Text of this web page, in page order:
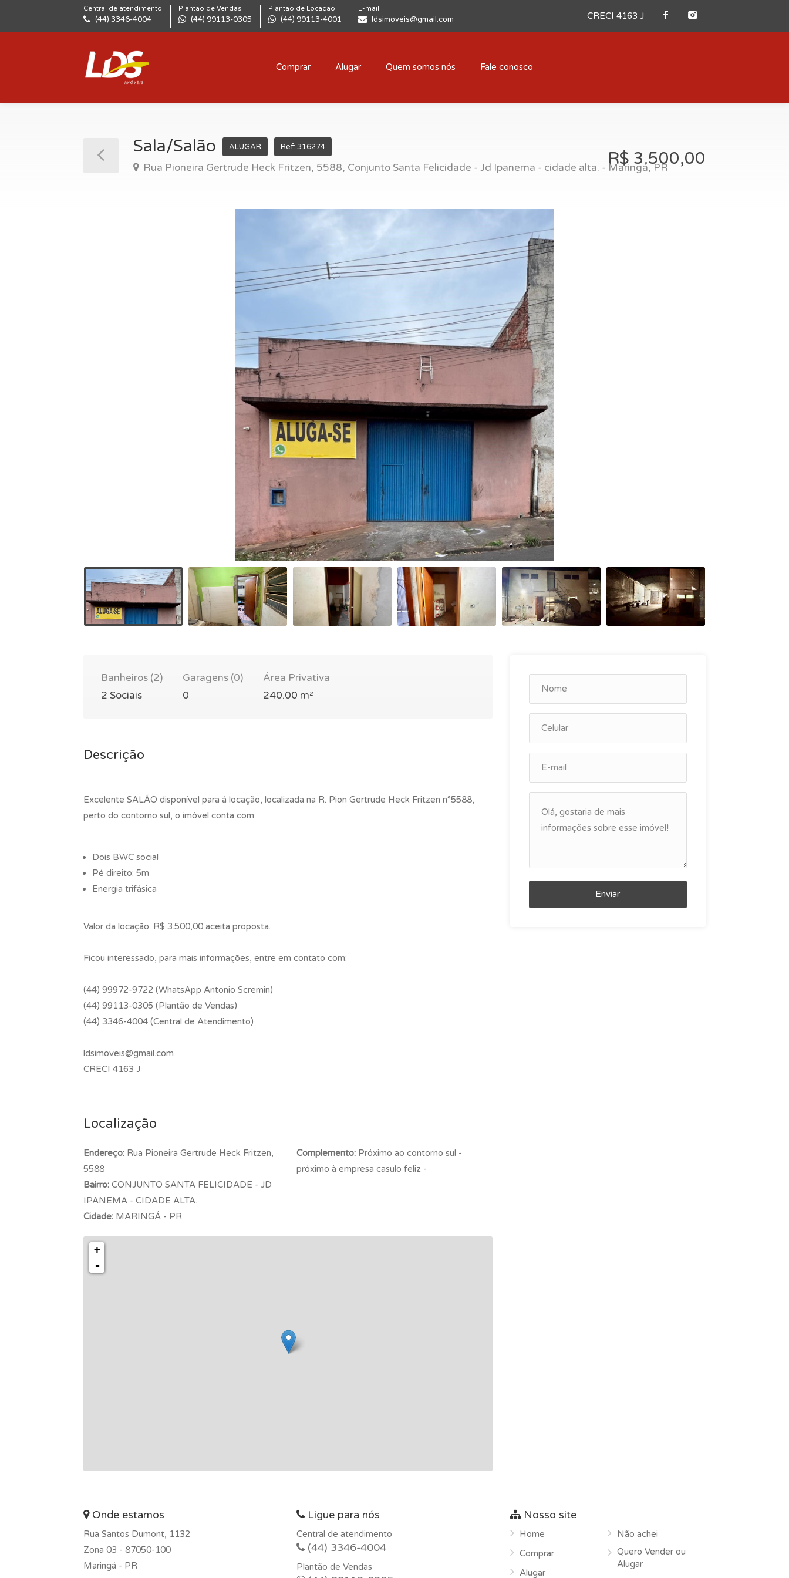
Central de atendimento
(44) 3346-4004
Plantão de Vendas
(44) 99113-0305
Plantão de Locação
(44) 99113-4001
E-mail
ldsimoveis@gmail.com CRECI 4163 J
Comprar Alugar Quem somos nós Fale conosco
Sala/Salão ALUGAR Ref: 316274
Rua Pioneira Gertrude Heck Fritzen, 5588, Conjunto Santa Felicidade - Jd Ipanema - cidade alta. - Maringá, PR
R$ 3.500,00
Banheiros (2)
2 Sociais
Garagens (0)
0
Área Privativa
240.00 m²
Descrição
Excelente SALÃO disponível para á locação, localizada na R. Pion Gertrude Heck Fritzen n°5588,
perto do contorno sul, o imóvel conta com:
Dois BWC social
Pé direito: 5m
Energia trifásica
Valor da locação: R$ 3.500,00 aceita proposta.
Ficou interessado, para mais informações, entre em contato com:
(44) 99972-9722 (WhatsApp Antonio Scremin)
(44) 99113-0305 (Plantão de Vendas)
(44) 3346-4004 (Central de Atendimento)
ldsimoveis@gmail.com
CRECI 4163 J
Localização
Endereço: Rua Pioneira Gertrude Heck Fritzen,
5588
Bairro: CONJUNTO SANTA FELICIDADE - JD
IPANEMA - CIDADE ALTA.
Cidade: MARINGÁ - PR
Complemento: Próximo ao contorno sul -
próximo à empresa casulo feliz -
+
-
Enviar
Onde estamos
Rua Santos Dumont, 1132
Zona 03 - 87050-100
Maringá - PR
Ligue para nós
Central de atendimento
(44) 3346-4004
Plantão de Vendas
Nosso site
Home
Comprar
Alugar
Não achei
Quero Vender ou
Alugar